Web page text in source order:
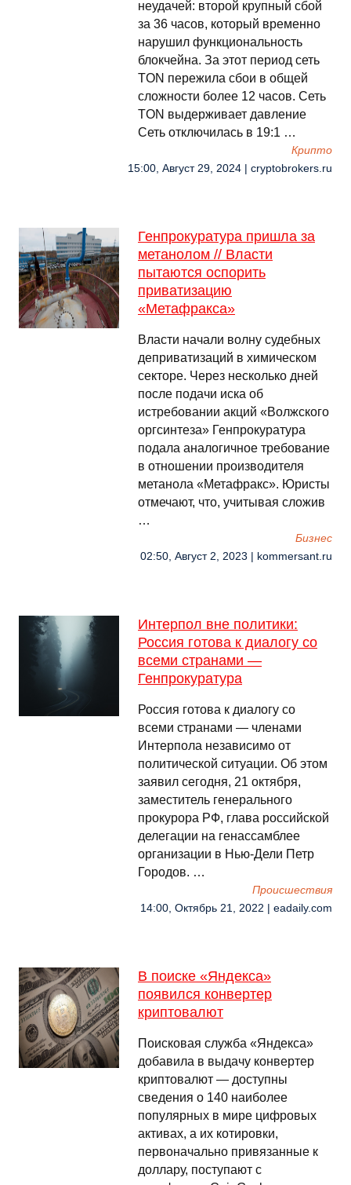
неудачей: второй крупный сбой
за 36 часов, который временно
нарушил функциональность
блокчейна. За этот период сеть
TON пережила сбои в общей
сложности более 12 часов. Сеть
TON выдерживает давление
Сеть отключилась в 19:1 …
Крипто
15:00, Август 29, 2024 | cryptobrokers.ru
Генпрокуратура пришла за
метанолом // Власти
пытаются оспорить
приватизацию
«Метафракса»
Власти начали волну судебных
деприватизаций в химическом
секторе. Через несколько дней
после подачи иска об
истребовании акций «Волжского
оргсинтеза» Генпрокуратура
подала аналогичное требование
в отношении производителя
метанола «Метафракс». Юристы
отмечают, что, учитывая сложив
…
Бизнес
02:50, Август 2, 2023 | kommersant.ru
Интерпол вне политики:
Россия готова к диалогу со
всеми странами —
Генпрокуратура
Россия готова к диалогу со
всеми странами — членами
Интерпола независимо от
политической ситуации. Об этом
заявил сегодня, 21 октября,
заместитель генерального
прокурора РФ, глава российской
делегации на генассамблее
организации в Нью-Дели Петр
Городов. …
Происшествия
14:00, Октябрь 21, 2022 | eadaily.com
В поиске «Яндекса»
появился конвертер
криптовалют
Поисковая служба «Яндекса»
добавила в выдачу конвертер
криптовалют — доступны
сведения о 140 наиболее
популярных в мире цифровых
активах, а их котировки,
первоначально привязанные к
доллару, поступают с